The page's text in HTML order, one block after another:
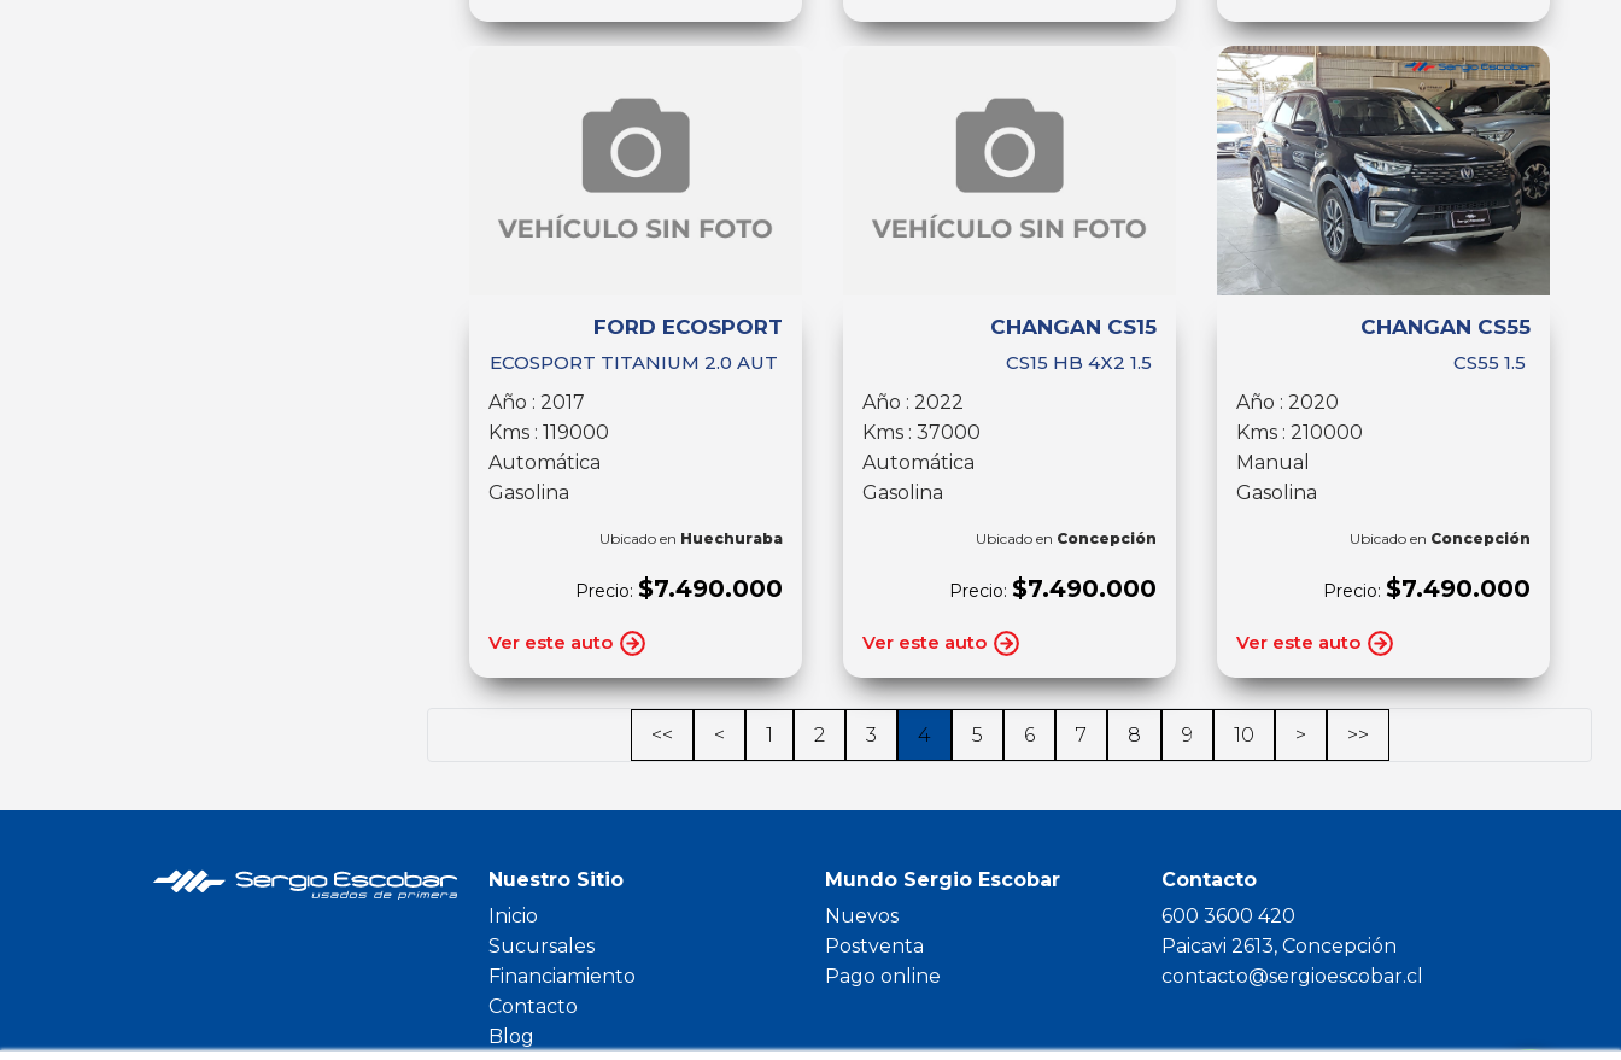
FORD ECOSPORT
ECOSPORT TITANIUM 2.0 AUT
Año : 2017
Kms : 119000
Automática
Gasolina
Ubicado en Huechuraba
Precio: $7.490.000
Ver este auto
CHANGAN CS15
CS15 HB 4X2 1.5
Año : 2022
Kms : 37000
Automática
Gasolina
Ubicado en Concepción
Precio: $7.490.000
Ver este auto
CHANGAN CS55
CS55 1.5
Año : 2020
Kms : 210000
Manual
Gasolina
Ubicado en Concepción
Precio: $7.490.000
Ver este auto
<< < 1 2 3 4 5 6 7 8 9 10 > >>
Nuestro Sitio
Inicio
Sucursales
Financiamiento
Contacto
Blog
Mundo Sergio Escobar
Nuevos
Postventa
Pago online
Contacto
600 3600 420
Paicavi 2613, Concepción
contacto@sergioescobar.cl